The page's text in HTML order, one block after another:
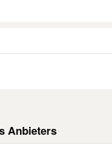
Anbieters